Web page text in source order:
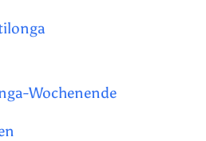
Wochenende